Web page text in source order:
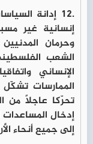
.12 إدانة
إنسانية غير
وحرمان
الشعب
الإنساني
الممارسات
تحرّكا عاجلًا من
إدخال
إلى جميع أنحاء